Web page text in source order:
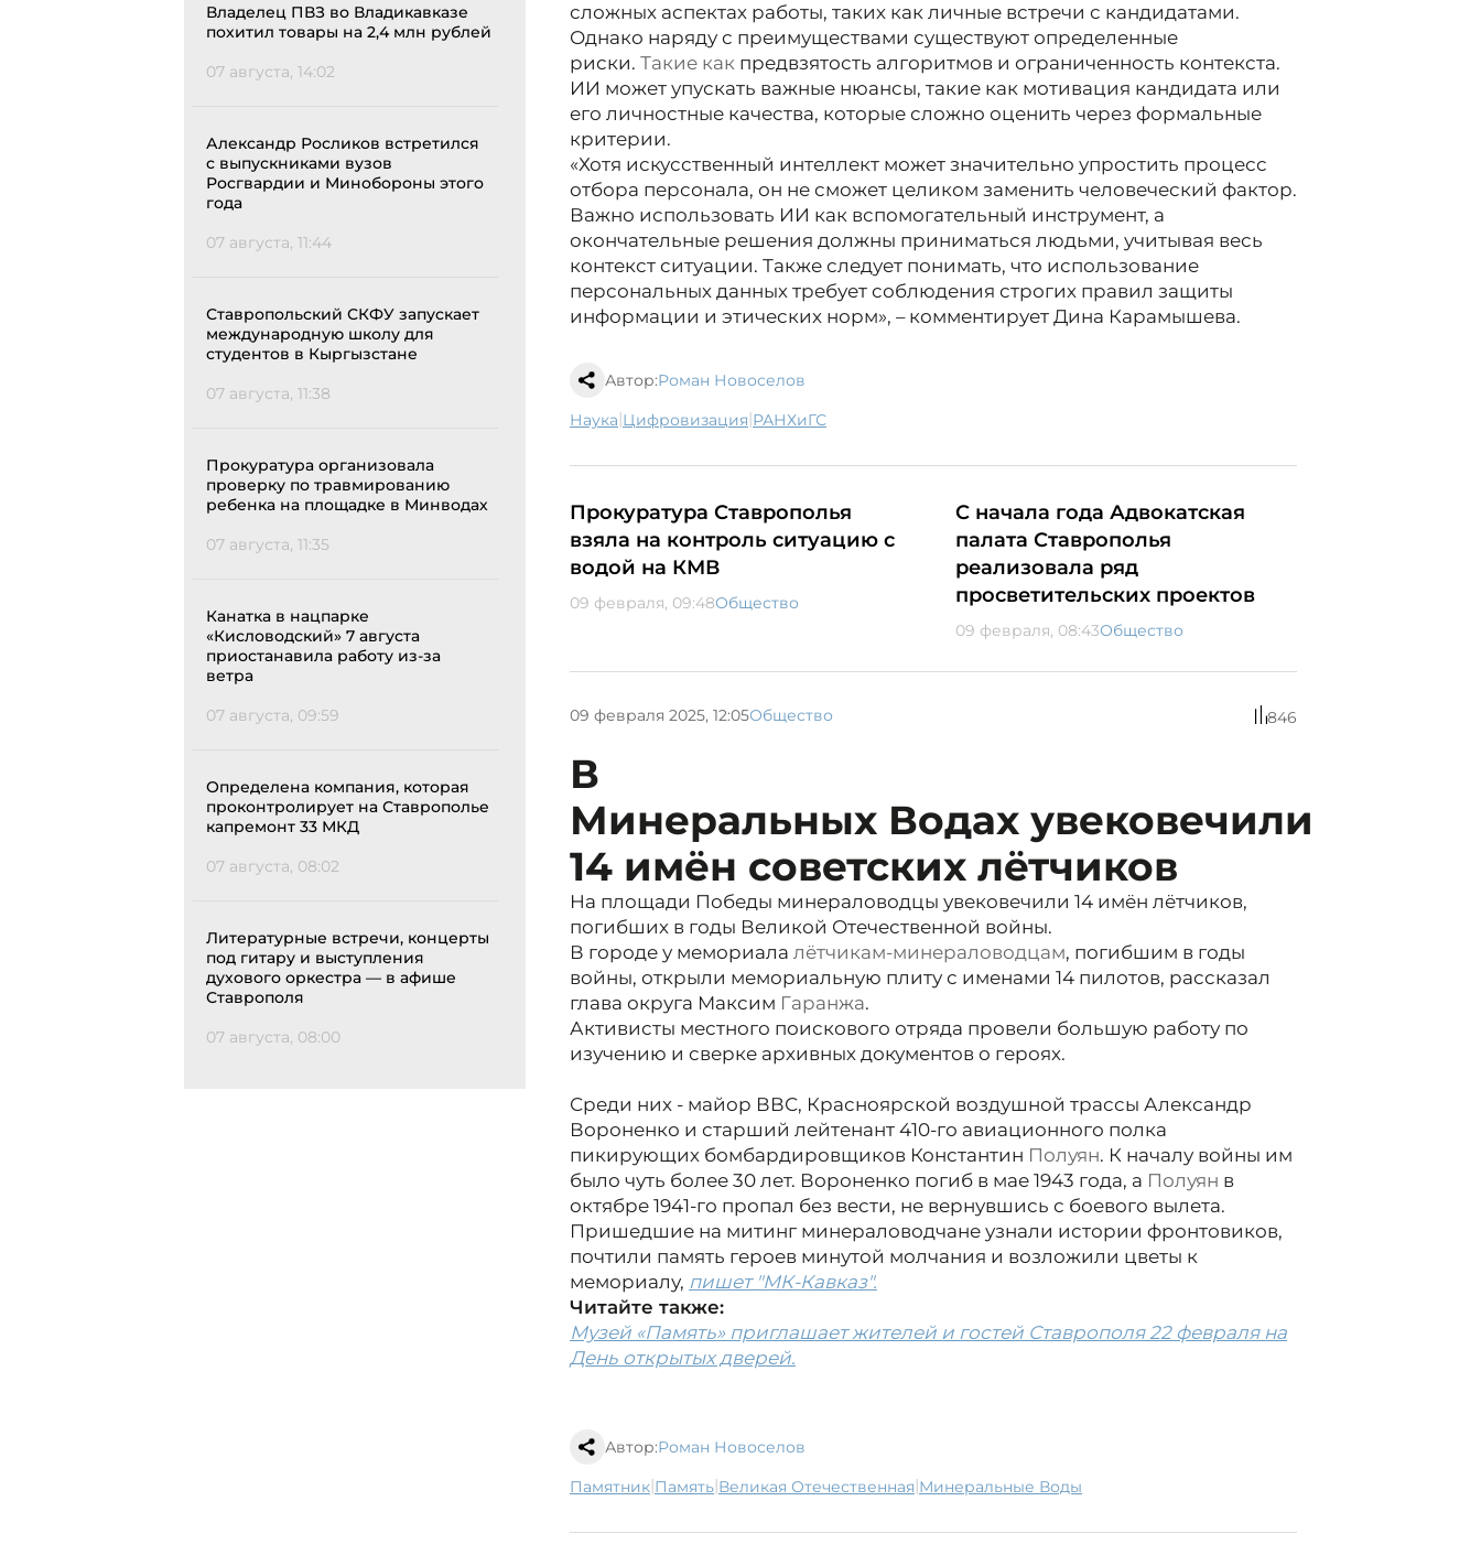
Владелец ПВЗ во Владикавказе
похитил товары на 2,4 млн рублей
07 августа, 14:02
Александр Росликов встретился
с выпускниками вузов
Росгвардии и Минобороны этого
года
07 августа, 11:44
Ставропольский СКФУ запускает
международную школу для
студентов в Кыргызстане
07 августа, 11:38
Прокуратура организовала
проверку по травмированию
ребенка на площадке в Минводах
07 августа, 11:35
Канатка в нацпарке
«Кисловодский» 7 августа
приостанавила работу из-за
ветра
07 августа, 09:59
Определена компания, которая
проконтролирует на Ставрополье
капремонт 33 МКД
07 августа, 08:02
Литературные встречи, концерты
под гитару и выступления
духового оркестра — в афише
Ставрополя
07 августа, 08:00
сложных аспектах работы, таких как личные встречи с кандидатами.
Однако наряду с преимуществами существуют определенные
риски. Такие как предвзятость алгоритмов и ограниченность контекста.
ИИ может упускать важные нюансы, такие как мотивация кандидата или
его личностные качества, которые сложно оценить через формальные
критерии.
«Хотя искусственный интеллект может значительно упростить процесс
отбора персонала, он не сможет целиком заменить человеческий фактор.
Важно использовать ИИ как вспомогательный инструмент, а
окончательные решения должны приниматься людьми, учитывая весь
контекст ситуации. Также следует понимать, что использование
персональных данных требует соблюдения строгих правил защиты
информации и этических норм», – комментирует Дина Карамышева.
Автор:Роман Новоселов
наука| цифровизация| РАНХиГС
Прокуратура Ставрополья
взяла на контроль ситуацию с
водой на КМВ
09 февраля, 09:48Общество
С начала года Адвокатская
палата Ставрополья
реализовала ряд
просветительских проектов
09 февраля, 08:43Общество
09 февраля 2025, 12:05Общество 846
В
Минеральных Водах увековечили
14 имён советских лётчиков
На площади Победы минераловодцы увековечили 14 имён лётчиков,
погибших в годы Великой Отечественной войны.
В городе у мемориала лётчикам-минераловодцам, погибшим в годы
войны, открыли мемориальную плиту с именами 14 пилотов, рассказал
глава округа Максим Гаранжа.
Активисты местного поискового отряда провели большую работу по
изучению и сверке архивных документов о героях.
Среди них - майор ВВС, Красноярской воздушной трассы Александр
Вороненко и старший лейтенант 410-го авиационного полка
пикирующих бомбардировщиков Константин Полуян. К началу войны им
было чуть более 30 лет. Вороненко погиб в мае 1943 года, а Полуян в
октябре 1941-го пропал без вести, не вернувшись с боевого вылета.
Пришедшие на митинг минераловодчане узнали истории фронтовиков,
почтили память героев минутой молчания и возложили цветы к
мемориалу, пишет "МК-Кавказ".
Читайте также:
Музей «Память» приглашает жителей и гостей Ставрополя 22 февраля на
День открытых дверей.
Автор:Роман Новоселов
памятник| память| Великая Отечественная| Минеральные Воды